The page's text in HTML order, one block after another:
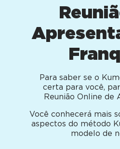
Para saber se o
certa para você,
Reunião Online de
Você conhecerá mais
aspectos do método
modelo de